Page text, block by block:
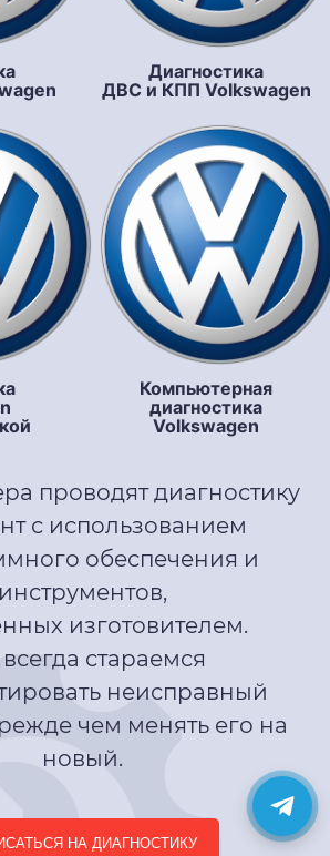
Диагностика
ДВС и КПП Volkswagen
Компьютерная
диагностика
Volkswagen
проводят диагностику
с использованием
обеспечения и
инструментов,
изготовителем.
стараемся
неисправный
чем менять его на
новый.
НА ДИАГНОСТИКУ